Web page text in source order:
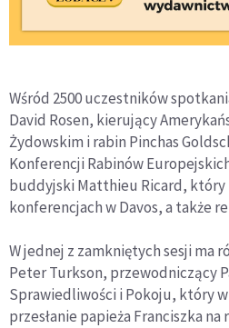
Wśród 2500 uczestników
David Rosen, kierujący
Żydowskim i rabin Pinchas
Konferencji Rabinów
buddyjski Matthieu Ricard,
konferencjach w Davos, a także
W jednej z zamkniętych sesji ma
Peter Turkson, przewodniczący
Sprawiedliwości i Pokoju, który w
przesłanie papieża Franciszka